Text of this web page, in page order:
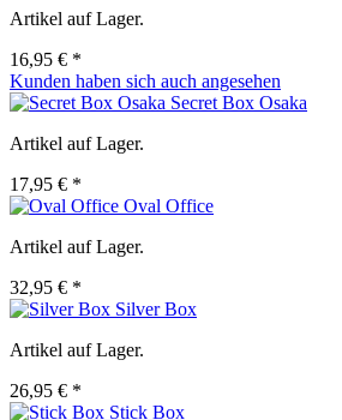
Artikel auf Lager.
16,95 € *
Kunden haben sich auch angesehen
Secret Box Osaka
Artikel auf Lager.
17,95 € *
Oval Office
Artikel auf Lager.
32,95 € *
Silver Box
Artikel auf Lager.
26,95 € *
Stick Box